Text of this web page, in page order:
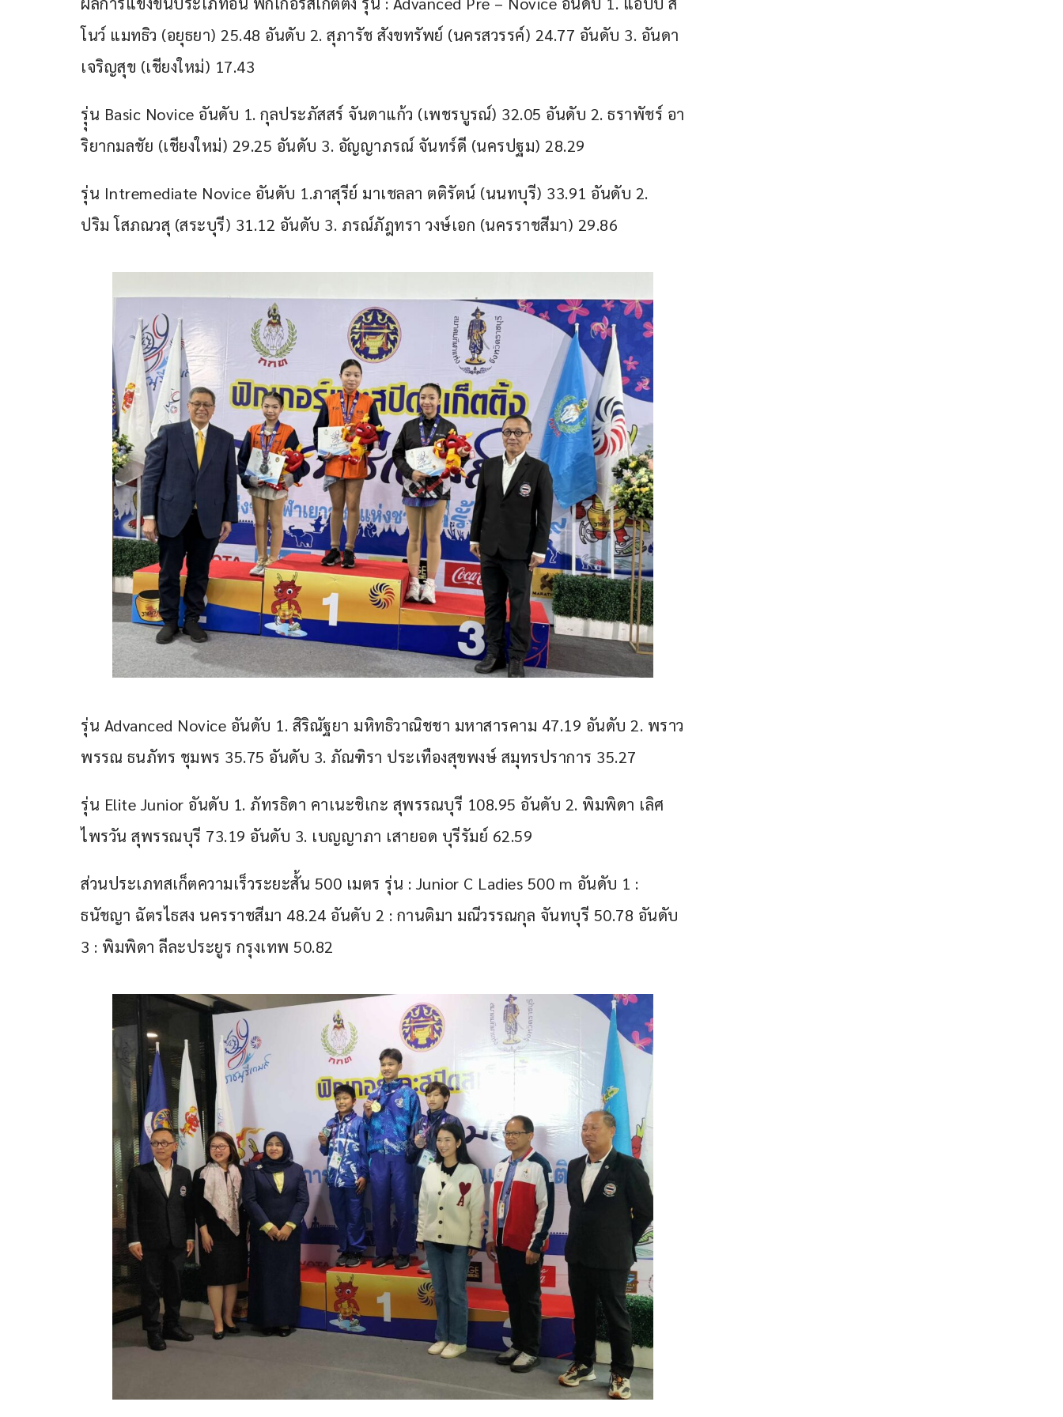
โนว์ แมทธิว (อยุธยา) 25.48 อันดับ 2. สุภารัช สังขทรัพย์ (นครสวรรค์) 24.77 อันดับ 3. อันดา
เจริญสุข (เชียงใหม่) 17.43
รุุ่น Basic Novice อันดับ 1. กุลประภัสสร์ จันดาแก้ว (เพชรบูรณ์) 32.05 อันดับ 2. ธราพัชร์ อา
ริยากมลชัย (เชียงใหม่) 29.25 อันดับ 3. อัญญาภรณ์ จันทร์ดี (นครปฐม) 28.29
รุ่น Intremediate Novice อันดับ 1.ภาสุรีย์ มาเชลลา ตติรัตน์ (นนทบุรี) 33.91 อันดับ 2.
ปริม โสภณวสุ (สระบุรี) 31.12 อันดับ 3. ภรณ์ภัฎทรา วงษ์เอก (นครราชสีมา) 29.86
รุ่น Advanced Novice อันดับ 1. สิริณัฐยา มหิทธิวาณิชชา มหาสารคาม 47.19 อันดับ 2. พราว
พรรณ ธนภัทร ชุมพร 35.75 อันดับ 3. ภัณฑิรา ประเทืองสุขพงษ์ สมุทรปราการ 35.27
รุ่น Elite Junior อันดับ 1. ภัทรธิดา คาเนะชิเกะ สุพรรณบุรี 108.95 อันดับ 2. พิมพิดา เลิศ
ไพรวัน สุพรรณบุรี 73.19 อันดับ 3. เบญญาภา เสายอด บุรีรัมย์ 62.59
ส่วนประเภทสเก็ตความเร็วระยะสั้น 500 เมตร รุ่น : Junior C Ladies 500 m อันดับ 1 :
ธนัชญา ฉัตรไธสง นครราชสีมา 48.24 อันดับ 2 : กานติมา มณีวรรณกุล จันทบุรี 50.78 อันดับ
3 : พิมพิดา ลีละประยูร กรุงเทพ 50.82